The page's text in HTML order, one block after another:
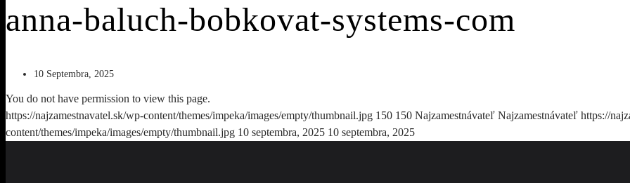
anna-baluch-bobkovat-systems-com
10 Septembra, 2025
You do not have permission to view this page.
https://najzamestnavatel.sk/wp-content/themes/impeka/images/empty/thumbnail.jpg 150 150 Najzamestnávateľ Najzamestnávateľ https://
content/themes/impeka/images/empty/thumbnail.jpg 10 septembra, 2025 10 septembra, 2025